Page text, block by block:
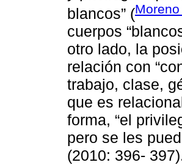
blancos” (
cuerpos
otro lado, la
relación con
trabajo, clase,
que es
forma, “el
pero se les
(2010: 396-